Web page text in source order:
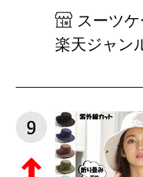
スーツ
楽天ジャン
9